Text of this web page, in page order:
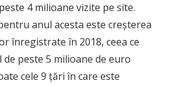
4 milioane vizite pe site.
anul acesta este creșterea
înregistrate în 2018, ceea ce
peste 5 milioane de euro
cele 9 țări în care este